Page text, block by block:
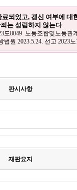
되었고, 갱신 여부에 대
는 성립하지 않는다
8049 노동조합및노동관
법원 2023.5.24. 선고 2023
판시사항
재판요지